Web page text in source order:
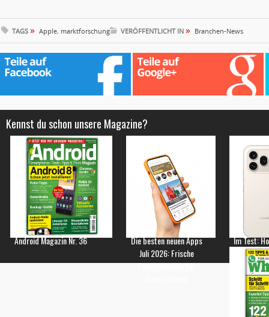
TAGS » Apple, marktforschung VERÖFFENTLICHT IN » Branchen-News
Kennst du schon unsere Magazine?
Android Magazin Nr. 36
Die besten neuen Apps
Juli 2026: Frische
Empfehlungen für
Im Test: